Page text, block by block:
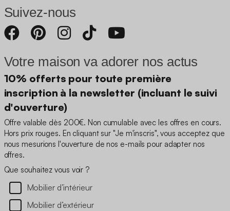
Suivez-nous
Votre maison va adorer nos actus
10% offerts pour toute première
inscription à la newsletter (incluant le suivi
d'ouverture)
Offre valable dès 200€. Non cumulable avec les offres en cours.
Hors prix rouges. En cliquant sur "Je m'inscris", vous acceptez que
nous mesurions l'ouverture de nos e-mails pour adapter nos
offres.
Que souhaitez vous voir ?
Mobilier d’intérieur
Mobilier d’extérieur